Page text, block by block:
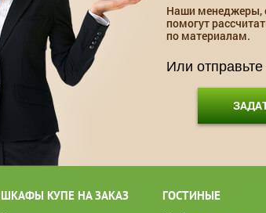
Наши менеджеры,
помогут
по материалам.
Или
ШКАФЫ КУПЕ НА ЗАКАЗ ГОСТИНЫЕ